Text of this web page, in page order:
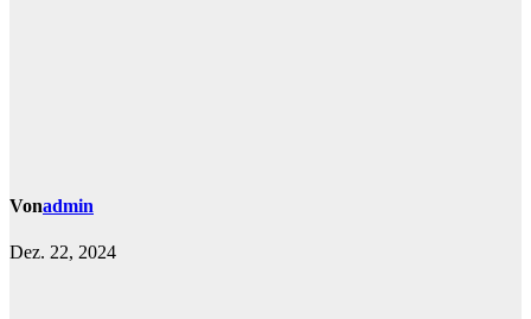
Vonadmin
Dez. 22, 2024